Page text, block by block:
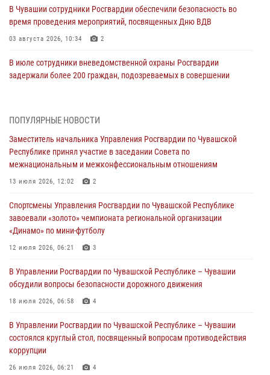
В Чувашии сотрудники Росгвардии обеспечили безопасность во
время проведения мероприятий, посвященных Дню ВДВ
03 августа 2026, 10:34 2
В июле сотрудники вневедомственной охраны Росгвардии
задержали более 200 граждан, подозреваемых в совершении
мировой войне 1914-1918 годов
01 августа 2026, 07:19
В Ядрине сотрудники Росгвардии задержали подозреваемого в
01 августа 2026, 06:12
1 августа – День дежурной службы войск национальной гвардии
Российской Федерации
Директор Росгвардии Герой России генерал армии Виктор Золотов
поздравил специалистов подразделений тыла с профессиональным
01 августа 2026, 00:01
ПОПУЛЯРНЫЕ НОВОСТИ
Заместитель начальника Управления Росгвардии по Чувашской
Республике принял участие в заседании Совета по
межнациональным и межконфессиональным отношениям
13 июля 2026, 12:02 2
Спортсмены Управления Росгвардии по Чувашской Республике
завоевали «золото» чемпионата региональной организации
«Динамо» по мини-футболу
12 июля 2026, 06:21 3
В Управлении Росгвардии по Чувашской Республике – Чувашии
обсудили вопросы безопасности дорожного движения
18 июля 2026, 06:58 4
В Управлении Росгвардии по Чувашской Республике – Чувашии
состоялся круглый стол, посвященный вопросам противодействия
коррупции
26 июля 2026, 06:21 4